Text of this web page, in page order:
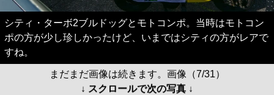
シティ・ターボ2ブルドッグとモトコンポ。当時はモトコン
ポの方が少し珍しかったけど、いまではシティの方がレアで
すね。
まだまだ画像は続きます。画像（7/31）
↓ スクロールで次の写真 ↓